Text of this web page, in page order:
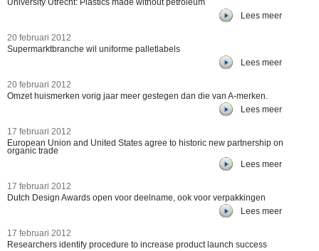
University Utrecht: Plastics made without petroleum
Lees meer
20 februari 2012
Supermarktbranche wil uniforme palletlabels
Lees meer
20 februari 2012
Omzet huismerken vorig jaar meer gestegen dan die van A-merken.
Lees meer
17 februari 2012
European Union and United States agree to historic new partnership on
organic trade
Lees meer
17 februari 2012
Dutch Design Awards open voor deelname, ook voor verpakkingen
Lees meer
17 februari 2012
Researchers identify procedure to increase product launch success